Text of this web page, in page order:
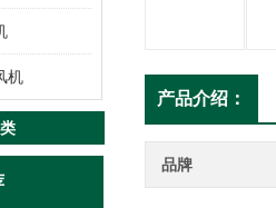
机
产品介绍：
品牌